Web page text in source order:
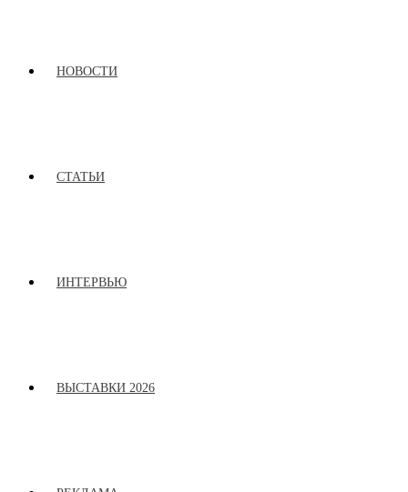
НОВОСТИ
СТАТЬИ
ИНТЕРВЬЮ
ВЫСТАВКИ 2026